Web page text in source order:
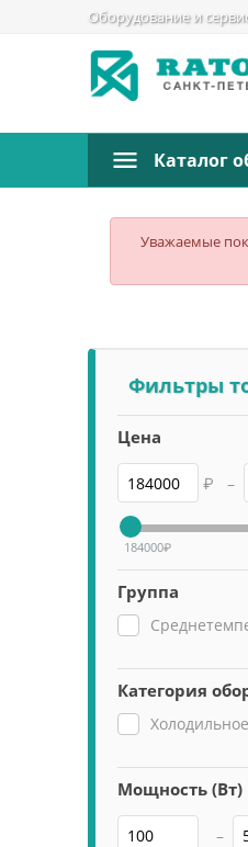
Оборудование и
Каталог
Уважаемые
Фильтры
Цена
₽ –
184000₽
Группа
Категория
Холодильное
Мощность (Вт)
–